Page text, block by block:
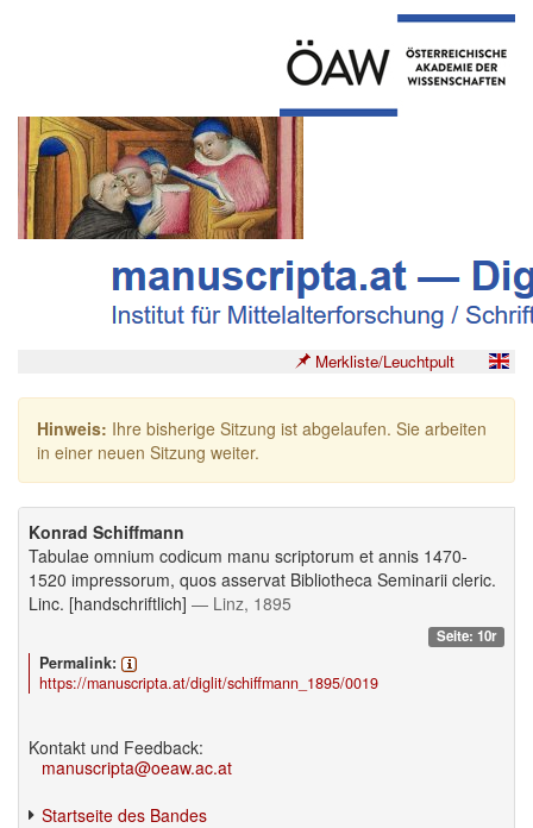
Merkliste/Leuchtpult
Hinweis: Ihre bisherige Sitzung ist abgelaufen. Sie arbeiten
in einer neuen Sitzung weiter.
Konrad Schiffmann
Tabulae omnium codicum manu scriptorum et annis 1470-
1520 impressorum, quos asservat Bibliotheca Seminarii cleric.
Linc. [handschriftlich] — Linz, 1895
Seite: 10r
Permalink:
https://manuscripta.at/diglit/schiffmann_1895/0019
Kontakt und Feedback:
manuscripta@oeaw.ac.at
Startseite des Bandes